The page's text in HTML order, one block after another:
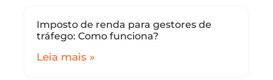
Imposto de renda para gestores de
tráfego: Como funciona?
Leia mais »